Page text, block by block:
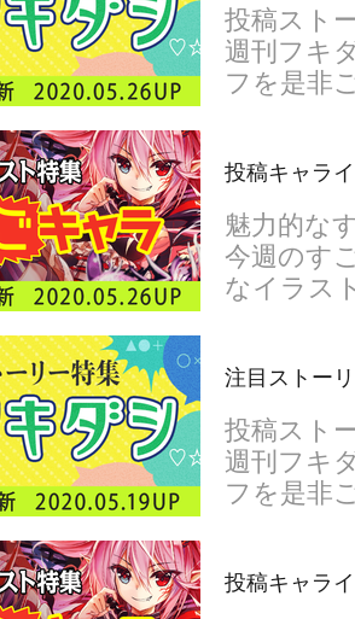
投稿スト
週刊フキ
フを是非
投稿キャラ
魅力的な
今週のす
なイラス
注目ストー
投稿スト
週刊フキ
フを是非
投稿キャラ